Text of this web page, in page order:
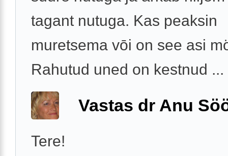
tagant nutuga. Kas peaksin
muretsema vōi on see asi
Rahutud uned on kestnud ...
Vastas dr Anu
Tere!